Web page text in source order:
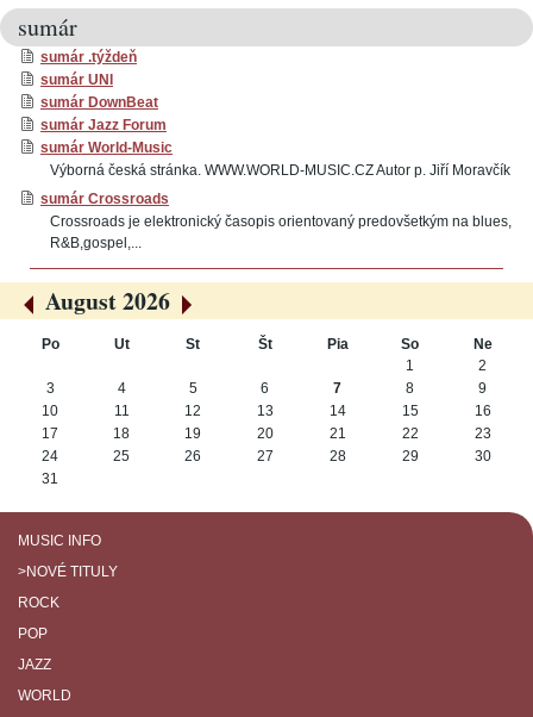
sumár
sumár .týždeň
sumár UNI
sumár DownBeat
sumár Jazz Forum
sumár World-Music
Výborná česká stránka. WWW.WORLD-MUSIC.CZ Autor p. Jiří Moravčík
sumár Crossroads
Crossroads je elektronický časopis orientovaný predovšetkým na blues,
R&B,gospel,...
«
August 2026
»
Po Ut St Št Pia So
Ne
1
2
3
4 5 6 7 8
9
10
11 12 13 14 15
16
17
18 19 20 21 22
23
24
25 26 27 28 29
30
31
MUSIC INFO
>NOVÉ TITULY
ROCK
POP
JAZZ
WORLD